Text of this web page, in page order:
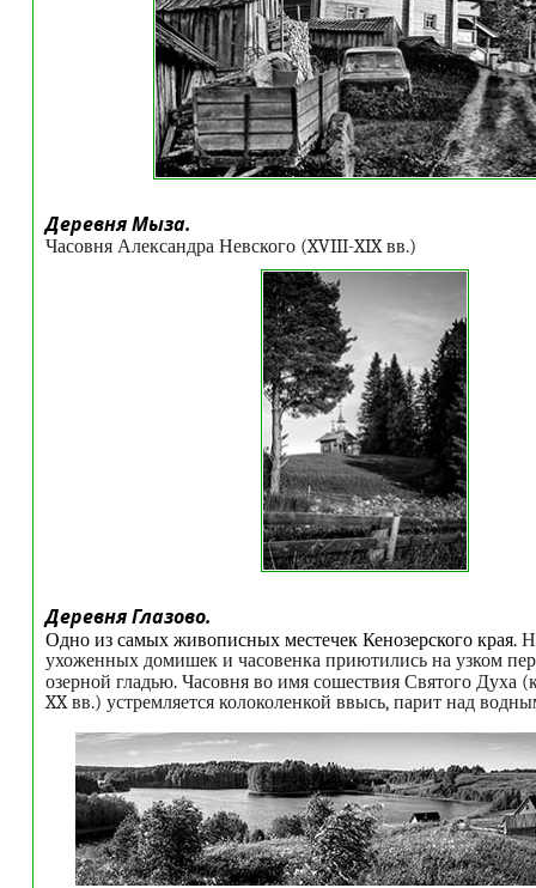
Деревня Мыза.
Часовня Александра Невского (XVIII-XIX вв.)
Деревня Глазово.
Одно из самых живописных местечек Кенозерского края.
ухоженных домишек и часовенка приютились на узком
озерной гладью. Часовня во имя сошествия Святого Духа
XX вв.) устремляется колоколенкой ввысь, парит над